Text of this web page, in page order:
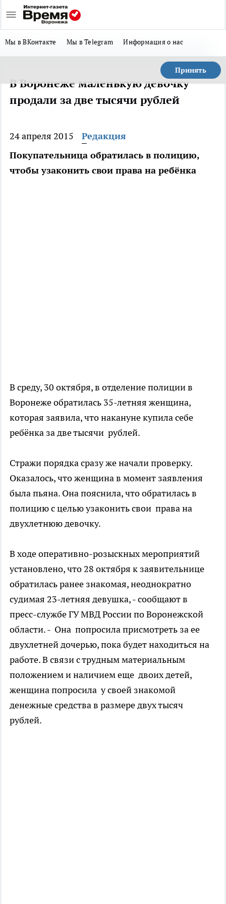
Мы в ВКонтакте Мы в Telegram Информация о нас
Принять
В Воронеже маленькую девочку
продали за две тысячи рублей
24 апреля 2015
Редакция
Покупательница обратилась в полицию,
чтобы узаконить свои права на ребёнка
В среду, 30 октября, в отделение полиции в
Воронеже обратилась 35-летняя женщина,
которая заявила, что накануне купила себе
ребёнка за две тысячи рублей.
Стражи порядка сразу же начали проверку.
Оказалось, что женщина в момент заявления
была пьяна. Она пояснила, что обратилась в
полицию с целью узаконить свои права на
двухлетнюю девочку.
В ходе оперативно-розыскных мероприятий
установлено, что 28 октября к заявительнице
обратилась ранее знакомая, неоднократно
судимая 23-летняя девушка, - сообщают в
пресс-службе ГУ МВД России по Воронежской
области. - Она попросила присмотреть за ее
двухлетней дочерью, пока будет находиться на
работе. В связи с трудным материальным
положением и наличием еще двоих детей,
женщина попросила у своей знакомой
денежные средства в размере двух тысяч
рублей.